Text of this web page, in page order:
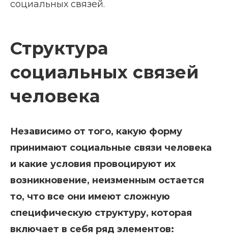
социальных связей.
Структура
социальных связей
человека
Независимо от того, какую форму
принимают социальные связи человека
и какие условия провоцируют их
возникновение, неизменным остается
то, что все они имеют сложную
специфическую структуру, которая
включает в себя ряд элементов: